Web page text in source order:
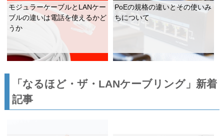
モジュラーケーブルとLANケー
ブルの違いは電話を使えるかど
うか
PoEの規格の違いとその使いみ
ちについて
「なるほど・ザ・LANケーブリング」新着
記事